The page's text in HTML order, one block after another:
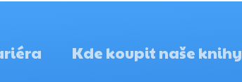
Kde koupit naše knihy